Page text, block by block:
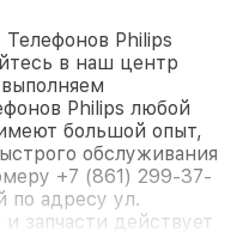
Philips
в наш центр
Philips любой
большой опыт,
обслуживания
+7 (861) 299-37-
по адресу ул.
запчасти действует